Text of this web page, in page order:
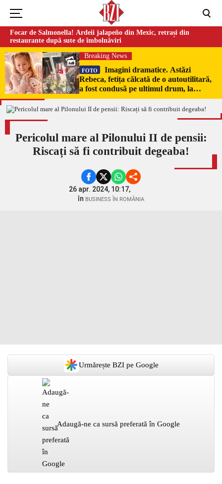
Focar de Salmonella! Ardeii jalapeño din Mexic, retrași din
restaurante după sute de îmbolnăviri
Breaking News
FOTO
Imagini dramatice. Astăzi
Rebeca, fetița călcată de o autoutilitară,
a fost condusă pe ultimul drum, la
Poduri. În sicriul alb al micuței au fost
puși pumni de bani și jucării –
Pericolul mare al Pilonului II de pensii:
Riscați să fi contribuit degeaba!
26 apr. 2024, 10:17,
în BUSINESS ÎN ROMÂNIA
Urmărește BZI pe Google
Adaugă-ne ca sursă preferată în Google